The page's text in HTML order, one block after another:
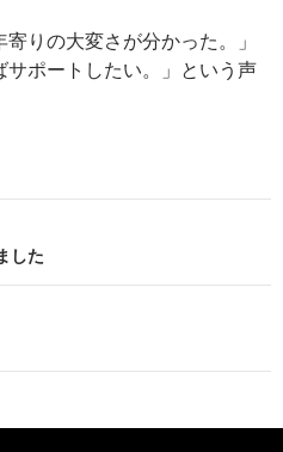
りの大変さが分かった。」
サポートしたい。」という声
した